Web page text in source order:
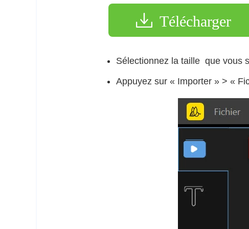
Télécharger
Sélectionnez la taille que vous
Appuyez sur « Importer » > «